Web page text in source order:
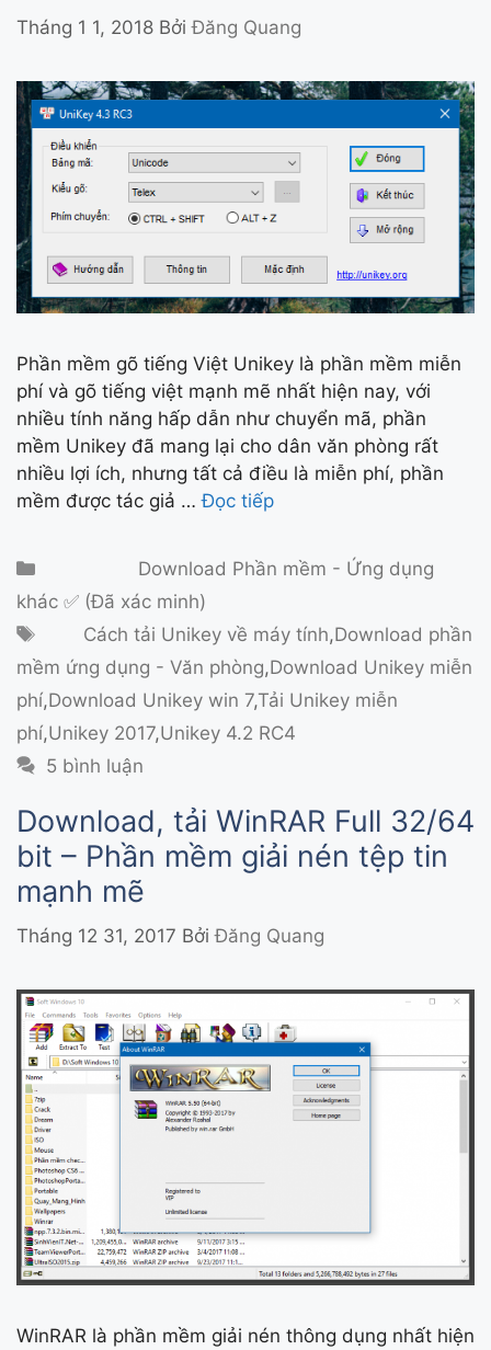
Tháng 1 1, 2018 BởiĐăng Quang
Phần mềm gõ tiếng Việt Unikey là phần mềm miễn
phí và gõ tiếng việt mạnh mẽ nhất hiện nay, với
nhiều tính năng hấp dẫn như chuyển mã, phần
mềm Unikey đã mang lại cho dân văn phòng rất
nhiều lợi ích, nhưng tất cả điều là miễn phí, phần
mềm được tác giả …Đọc tiếp
Danh mụcDownload Phần mềm - Ứng dụng
khác ✅ (Đã xác minh)
ThẻCách tải Unikey về máy tính,Download phần
mềm ứng dụng - Văn phòng,Download Unikey miễn
phí,Download Unikey win 7,Tải Unikey miễn
phí,Unikey 2017,Unikey 4.2 RC4
5 bình luận
Download, tải WinRAR Full 32/64
bit – Phần mềm giải nén tệp tin
mạnh mẽ
Tháng 12 31, 2017 BởiĐăng Quang
WinRAR là phần mềm giải nén thông dụng nhất hiện